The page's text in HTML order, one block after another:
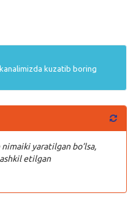
kanalimizda kuzatib boring
yaratilgan bo’lsa,
etilgan